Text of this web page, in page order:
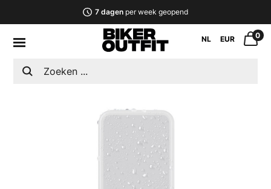
7 dagenper week geopend
NL EUR 0